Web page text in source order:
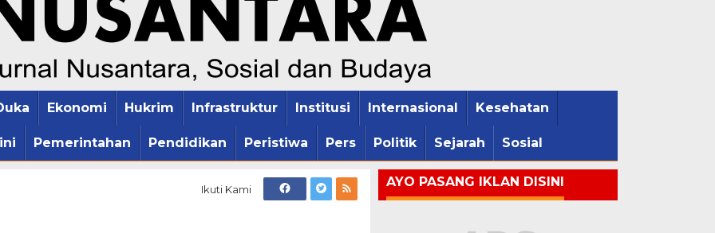
Ekonomi Hukrim Infrastruktur Institusi Internasional Kesehatan
Pemerintahan Pendidikan Peristiwa Pers Politik Sejarah Sosial
Ikuti Kami AYO PASANG IKLAN DISINI